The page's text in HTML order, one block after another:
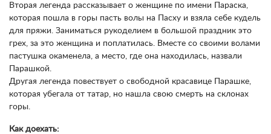
Вторая легенда рассказывает о женщине по имени Параска,
которая пошла в горы пасть волы на Пасху и взяла себе кудель
для пряжи. Заниматься рукоделием в большой праздник это
грех, за это женщина и поплатилась. Вместе со своими волами
пастушка окаменела, а место, где она находилась, назвали
Парашкой.
Другая легенда повествует о свободной красавице Парашке,
которая убегала от татар, но нашла свою смерть на склонах
горы.
Как доехать: